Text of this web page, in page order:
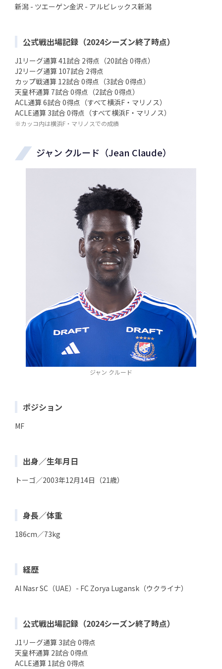
新潟 - ツエーゲン金沢 - アルビレックス新潟
公式戦出場記録（2024シーズン終了時点）
J1リーグ通算 41試合 2得点（20試合 0得点）
J2リーグ通算 107試合 2得点
カップ戦通算 12試合 0得点（3試合 0得点）
天皇杯通算 7試合 0得点（2試合 0得点）
ACL通算 6試合 0得点（すべて横浜F・マリノス）
ACLE通算 3試合 0得点（すべて横浜F・マリノス）
※カッコ内は横浜F・マリノスでの成績
ジャン クルード（Jean Claude）
ジャン クルード
ポジション
MF
出身／生年月日
トーゴ／2003年12月14日（21歳）
身長／体重
186cm／73kg
経歴
Al Nasr SC（UAE）- FC Zorya Lugansk（ウクライナ）
公式戦出場記録（2024シーズン終了時点）
J1リーグ通算 3試合 0得点
天皇杯通算 2試合 0得点
ACLE通算 1試合 0得点